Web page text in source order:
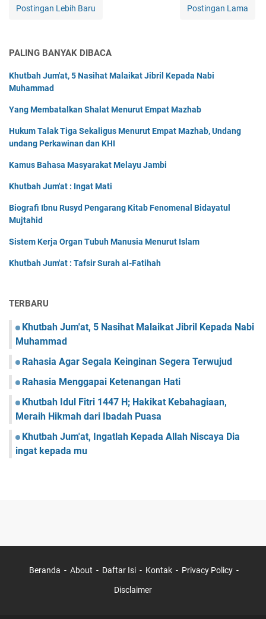
Postingan Lebih Baru Postingan Lama
PALING BANYAK DIBACA
Khutbah Jum'at, 5 Nasihat Malaikat Jibril Kepada Nabi
Muhammad
Yang Membatalkan Shalat Menurut Empat Mazhab
Hukum Talak Tiga Sekaligus Menurut Empat Mazhab, Undang
undang Perkawinan dan KHI
Kamus Bahasa Masyarakat Melayu Jambi
Khutbah Jum'at : Ingat Mati
Biografi Ibnu Rusyd Pengarang Kitab Fenomenal Bidayatul
Mujtahid
Sistem Kerja Organ Tubuh Manusia Menurut Islam
Khutbah Jum'at : Tafsir Surah al-Fatihah
TERBARU
Khutbah Jum'at, 5 Nasihat Malaikat Jibril Kepada Nabi
Muhammad
Rahasia Agar Segala Keinginan Segera Terwujud
Rahasia Menggapai Ketenangan Hati
Khutbah Idul Fitri 1447 H; Hakikat Kebahagiaan,
Meraih Hikmah dari Ibadah Puasa
Khutbah Jum'at, Ingatlah Kepada Allah Niscaya Dia
ingat kepada mu
Beranda About Daftar Isi Kontak Privacy Policy
Disclaimer